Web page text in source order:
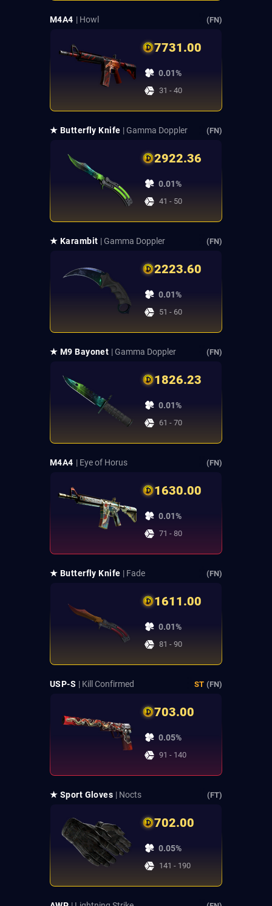
M4A4 | Howl (FN)
7731.00
0.01%
31 - 40
★ Butterfly Knife | Gamma Doppler (FN)
2922.36
0.01%
41 - 50
★ Karambit | Gamma Doppler (FN)
2223.60
0.01%
51 - 60
★ M9 Bayonet | Gamma Doppler (FN)
1826.23
0.01%
61 - 70
M4A4 | Eye of Horus (FN)
1630.00
0.01%
71 - 80
★ Butterfly Knife | Fade (FN)
1611.00
0.01%
81 - 90
USP-S | Kill Confirmed ST (FN)
703.00
0.05%
91 - 140
★ Sport Gloves | Nocts (FT)
702.00
0.05%
141 - 190